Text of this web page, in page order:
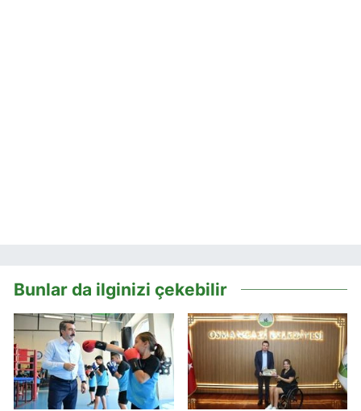
Bunlar da ilginizi çekebilir